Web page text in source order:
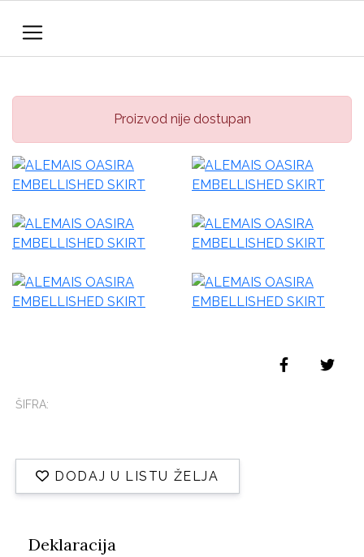
Proizvod nije dostupan
ŠIFRA:
DODAJ U LISTU ŽELJA
Deklaracija